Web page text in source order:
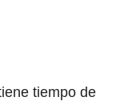
tiempo de